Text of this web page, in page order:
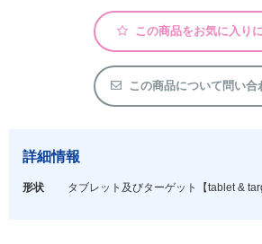
カテゴリで検索す
化合物
形状詳細
この商品をお気に入り
この商品について問い合
詳細情報
形状 タブレット及びターゲット 【tablet &